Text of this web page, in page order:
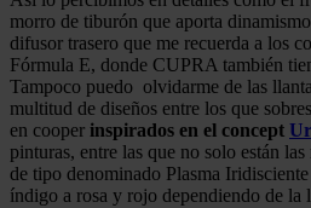
morro de tiburón que aporta
difusor trasero que me recuerda a los
Fórmula E, donde CUPRA también
Tampoco puedo olvidarme de las
multitud de diseños entre los que
en cooper inspirados en el concept
pinturas, entre las que no solo están
de tipo denominado Plasma
índigo a rosa y rojo dependiendo de la